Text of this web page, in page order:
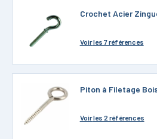
Crochet Acier
Voirles 7 références
Piton à Filetage
Voirles 2 références